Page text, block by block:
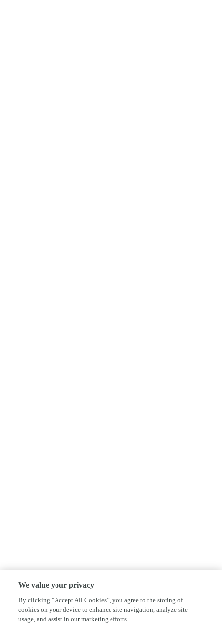
We value your privacy
By clicking “Accept All Cookies”, you agree to the storing of
cookies on your device to enhance site navigation, analyze site
usage, and assist in our marketing efforts.